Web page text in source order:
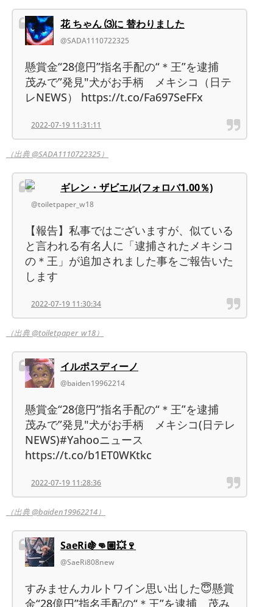
花 ちゃん ⑶に 替わりました
@SADA1110722325
懸賞金“28億円”指名手配の“＊王”を逮捕
茂みで”発見"犬がお手柄 メキシコ（日テ
レNEWS） https://t.co/Fa697SeFFx
2022-07-19 11:31:11
（出典 @SADA1110722325）
ギレン・ザビエル(フォロバ1.00％)
@toiletpaper_w18
【報告】私事ではございますが、似ている
と言われる有名人に「逮捕されたメキシコ
の＊王」が追加されました事をご報告いた
します
2022-07-19 11:30:34
（出典 @toiletpaper_w18）
イルポスディーノ
@baiden19962214
懸賞金“28億円”指名手配の“＊王”を逮捕
茂みで”発見"犬がお手柄 メキシコ(日テレ
NEWS)#Yahooニュース
https://t.co/b1ET0WKtkc
2022-07-19 11:28:36
（出典 @baiden19962214）
SaeRi🍇👊🏼💥🍷
@SaeRi808new
すみませんカルトワイン思い出した😇懸賞
金“28億円”指名手配の“＊王”を逮捕 茂み